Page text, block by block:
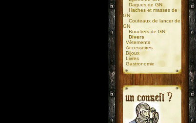
Dagues de GN
Haches et masses de
GN
Couteaux de lancer de
GN
Boucliers de GN
Divers
Vêtements
Accessoires
Bijoux
Livres
Gastronomie